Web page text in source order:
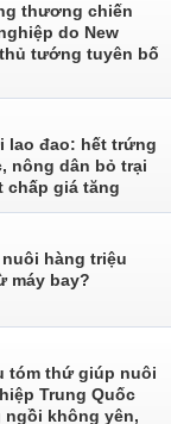
thương chiến
do New
tướng tuyên bố
lao đao: hết trứng
nông dân bỏ trại
chấp giá tăng
hàng triệu
máy bay?
tóm thứ giúp nuôi
Trung Quốc
ngồi không yên,